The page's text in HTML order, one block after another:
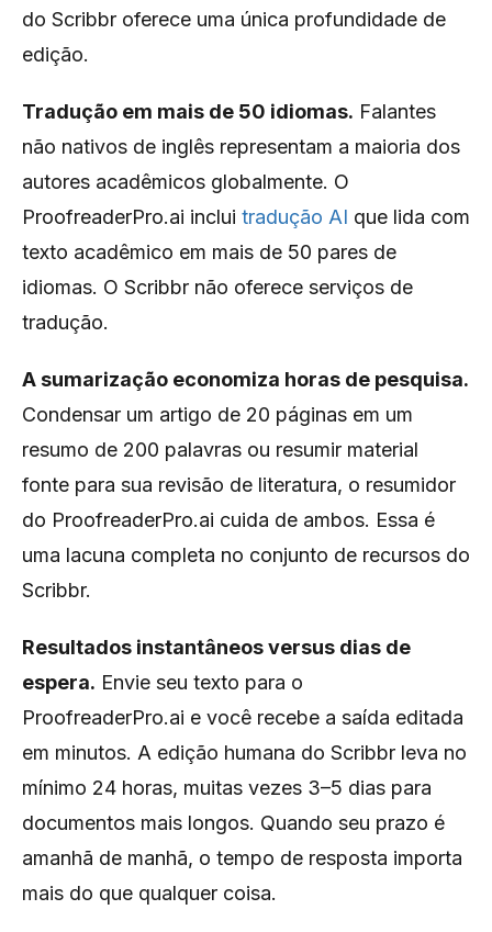
do Scribbr oferece uma única profundidade de
edição.
Tradução em mais de 50 idiomas. Falantes
não nativos de inglês representam a maioria dos
autores acadêmicos globalmente. O
ProofreaderPro.ai inclui tradução AI que lida com
texto acadêmico em mais de 50 pares de
idiomas. O Scribbr não oferece serviços de
tradução.
A sumarização economiza horas de pesquisa.
Condensar um artigo de 20 páginas em um
resumo de 200 palavras ou resumir material
fonte para sua revisão de literatura, o resumidor
do ProofreaderPro.ai cuida de ambos. Essa é
uma lacuna completa no conjunto de recursos do
Scribbr.
Resultados instantâneos versus dias de
espera. Envie seu texto para o
ProofreaderPro.ai e você recebe a saída editada
em minutos. A edição humana do Scribbr leva no
mínimo 24 horas, muitas vezes 3–5 dias para
documentos mais longos. Quando seu prazo é
amanhã de manhã, o tempo de resposta importa
mais do que qualquer coisa.